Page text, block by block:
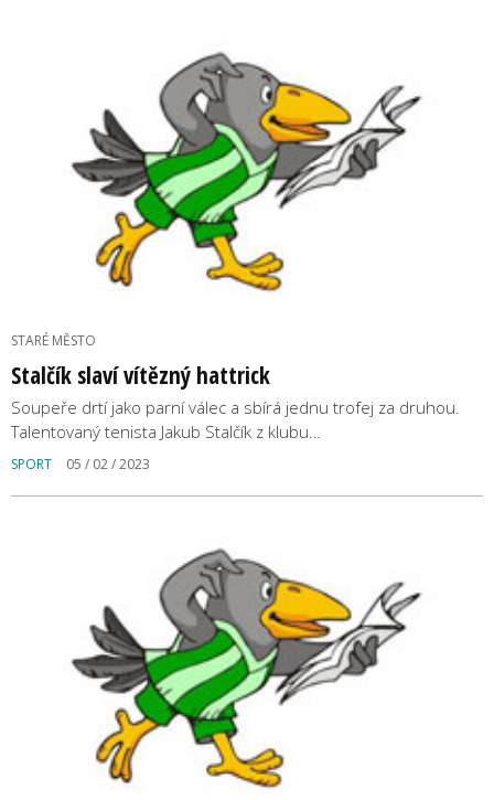
STARÉ MĚSTO
Stalčík slaví vítězný hattrick
Soupeře drtí jako parní válec a sbírá jednu trofej za druhou.
Talentovaný tenista Jakub Stalčík z klubu…
SPORT 05 / 02 / 2023